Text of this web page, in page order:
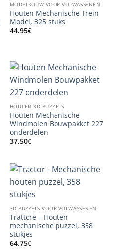
MODELBOUW VOOR VOLWASSENEN
Houten Mechanische Trein
Model, 325 stuks
44.95€
HOUTEN 3D PUZZELS
Houten Mechanische
Windmolen Bouwpakket 227
onderdelen
37.50€
3D-PUZZELS VOOR VOLWASSENEN
Trattore – Houten
mechanische puzzel, 358
stukjes
64.75€